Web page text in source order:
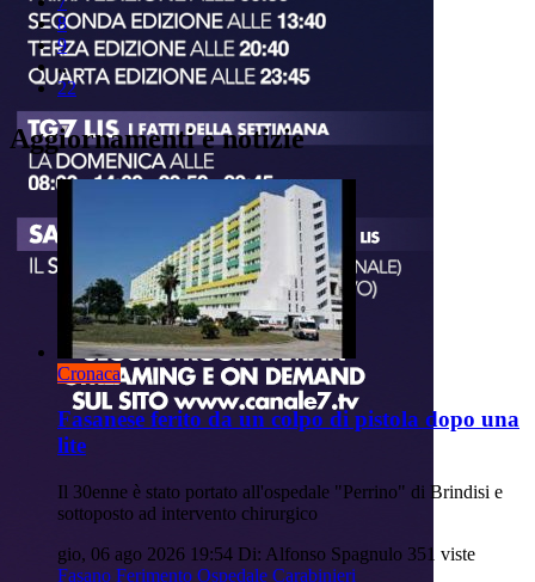
8
9
..
22
Aggiornamenti e notizie
Cronaca
Fasanese ferito da un colpo di pistola dopo una
lite
Il 30enne è stato portato all'ospedale "Perrino" di Brindisi e
sottoposto ad intervento chirurgico
gio, 06 ago 2026 19:54 Di: Alfonso Spagnulo 351 viste
Fasano Ferimento Ospedale Carabinieri